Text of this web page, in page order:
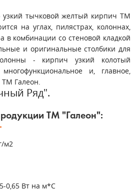
тычковой желтый кирпич ТМ
на углах, пилястрах, колоннах,
в комбинации со стеновой кладкой
и оригинальные столбики для
- кирпич узкий колотый
и, главное,
ТМ Галеон.
Ряд".
ТМ "Галеон":
м2
0,65 Вт на м*С